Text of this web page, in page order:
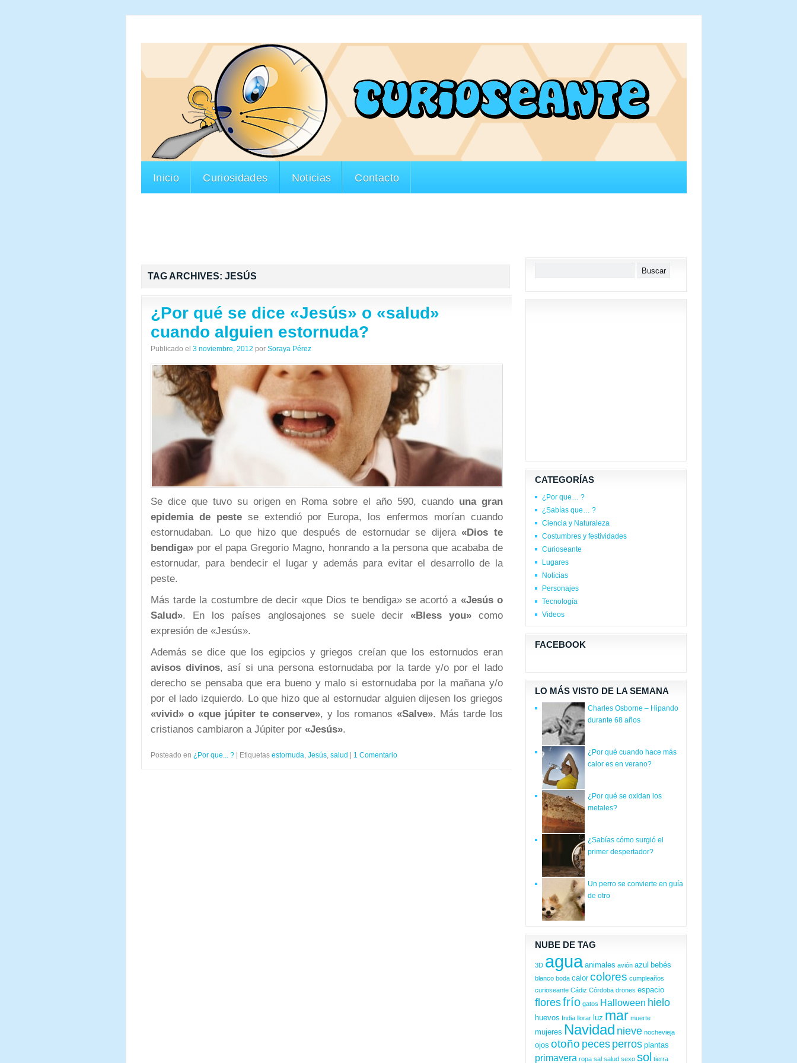
Inicio Curiosidades Noticias Contacto
TAG ARCHIVES: JESÚS
¿Por qué se dice «Jesús» o «salud»
cuando alguien estornuda?
Publicado el 3 noviembre, 2012 por Soraya Pérez
Se dice que tuvo su origen en Roma sobre el año 590, cuando una gran
epidemia de pestese extendió por Europa, los enfermos morían cuando
estornudaban. Lo que hizo que después de estornudar se dijera«Dios te
bendiga» por el papa Gregorio Magno, honrando a la persona que acababa de
estornudar, para bendecir el lugar y además para evitar el desarrollo de la
peste.
Más tarde la costumbre de decir «que Dios te bendiga» se acortó a «Jesús o
Salud». En los países anglosajones se suele decir«Bless you»como
expresión de «Jesús».
Además se dice que los egipcios y griegos creían que los estornudos eran
avisos divinos, así si una persona estornudaba por la tarde y/o por el lado
derecho se pensaba que era bueno y malo si estornudaba por la mañana y/o
por el lado izquierdo. Lo que hizo que al estornudar alguien dijesen los griegos
«vivid» o «que júpiter te conserve», y los romanos«Salve». Más tarde los
cristianos cambiaron a Júpiter por «Jesús».
Posteado en ¿Por que... ? Etiquetas estornuda, Jesús, salud 1 Comentario
CATEGORÍAS
¿Por que… ?
¿Sabías que… ?
Ciencia y Naturaleza
Costumbres y festividades
Curioseante
Lugares
Noticias
Personajes
Tecnología
Videos
FACEBOOK
LO MÁS VISTO DE LA SEMANA
Charles Osborne – Hipando
durante 68 años
¿Por qué cuando hace más
calor es en verano?
¿Por qué se oxidan los
metales?
¿Sabías cómo surgió el
primer despertador?
Un perro se convierte en guía
de otro
NUBE DE TAG
3D agua animales avión azul bebés
blanco boda calor colores cumpleaños
curioseante Cádiz Córdoba drones espacio
floresfrío gatos Halloween hielo
huevos India llorar luz mar muerte
mujeres Navidad nieve nochevieja
ojos otoño peces perros plantas
primavera ropa sal salud sexo sol tierra